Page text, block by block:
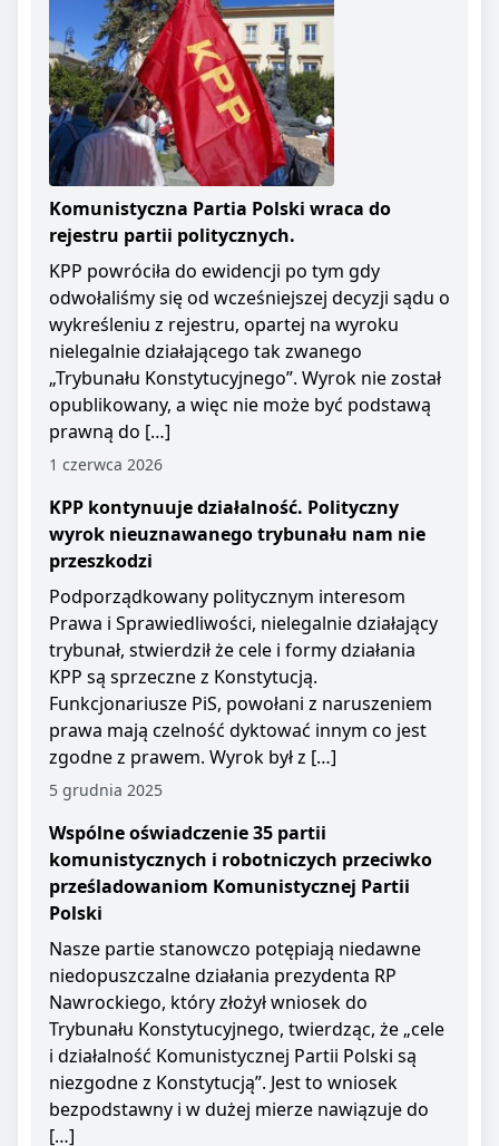
Komunistyczna Partia Polski wraca do
rejestru partii politycznych.
KPP powróciła do ewidencji po tym gdy
odwołaliśmy się od wcześniejszej decyzji sądu o
wykreśleniu z rejestru, opartej na wyroku
nielegalnie działającego tak zwanego
„Trybunału Konstytucyjnego”. Wyrok nie został
opublikowany, a więc nie może być podstawą
prawną do […]
1 czerwca 2026
KPP kontynuuje działalność. Polityczny
wyrok nieuznawanego trybunału nam nie
przeszkodzi
Podporządkowany politycznym interesom
Prawa i Sprawiedliwości, nielegalnie działający
trybunał, stwierdził że cele i formy działania
KPP są sprzeczne z Konstytucją.
Funkcjonariusze PiS, powołani z naruszeniem
prawa mają czelność dyktować innym co jest
zgodne z prawem. Wyrok był z […]
5 grudnia 2025
Wspólne oświadczenie 35 partii
komunistycznych i robotniczych przeciwko
prześladowaniom Komunistycznej Partii
Polski
Nasze partie stanowczo potępiają niedawne
niedopuszczalne działania prezydenta RP
Nawrockiego, który złożył wniosek do
Trybunału Konstytucyjnego, twierdząc, że „cele
i działalność Komunistycznej Partii Polski są
niezgodne z Konstytucją”. Jest to wniosek
bezpodstawny i w dużej mierze nawiązuje do
[…]